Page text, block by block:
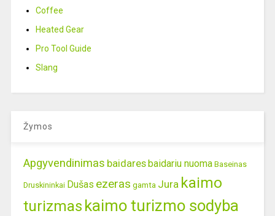
Coffee
Heated Gear
Pro Tool Guide
Slang
Žymos
Apgyvendinimas baidares baidariu nuoma Baseinas
Druskininkai Dušas ezeras gamta Jura kaimo
turizmas kaimo turizmo sodyba